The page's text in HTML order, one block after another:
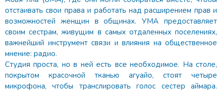
отстаивать свои права и работать над расширением прав и
возможностей женщин в общинах. УМА предоставляет
своим сестрам, живущим в самых отдаленных поселениях,
важнейший инструмент связи и влияния на общественное
мнение: радио.
Студия проста, но в ней есть все необходимое. На столе,
покрытом красочной тканью агуайо, стоят четыре
микрофона, чтобы транслировать голос сестер аймара.